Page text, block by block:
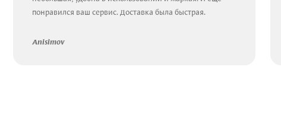
понравился ваш сервис. Доставка была быстрая.
Anisimov